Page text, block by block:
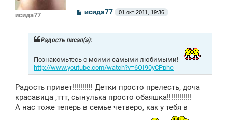
исида77
С
б
щ
и
е
исида77 01 окт 2011, 19:36
Радость писал(а):
Познакомьтесь с моими самыми любимыми!
http://www.youtube.com/watch?v=6OI90yCPphc
Радость привет!!!!!!!!!! Детки просто прелесть, доча
красавица ,ттт, сынулька просто обаяшка!!!!!!!!!!!!
А нас тоже теперь в семье четверо, как у тебя в